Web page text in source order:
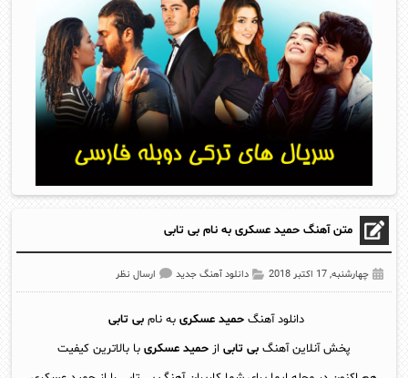
متن آهنگ حمید عسکری به نام بی تابی
چهارشنبه, 17 اکتبر 2018 دانلود آهنگ جدید ارسال نظر
دانلود آهنگحمید عسکری به نامبی تابی
پخش آنلاين آهنگ بی تابی از حمید عسکری با بالاترین کیفیت